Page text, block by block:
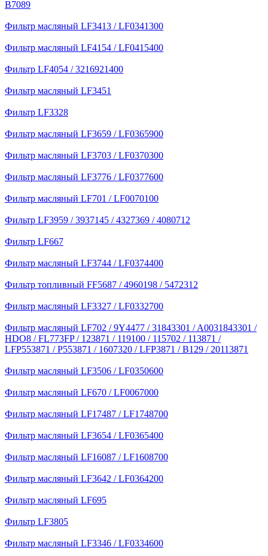
B7089
Фильтр масляный LF3413 / LF0341300
Фильтр масляный LF4154 / LF0415400
Фильтр LF4054 / 3216921400
Фильтр масляный LF3451
Фильтр LF3328
Фильтр масляный LF3659 / LF0365900
Фильтр масляный LF3703 / LF0370300
Фильтр масляный LF3776 / LF0377600
Фильтр масляный LF701 / LF0070100
Фильтр LF3959 / 3937145 / 4327369 / 4080712
Фильтр LF667
Фильтр масляный LF3744 / LF0374400
Фильтр топливный FF5687 / 4960198 / 5472312
Фильтр масляный LF3327 / LF0332700
Фильтр масляный LF702 / 9Y4477 / 31843301 / A0031843301 /
HDO8 / FL773FP / 123871 / 119100 / 115702 / 113871 /
LFP553871 / P553871 / 1607320 / LFP3871 / B129 / 20113871
Фильтр масляный LF3506 / LF0350600
Фильтр масляный LF670 / LF0067000
Фильтр масляный LF17487 / LF1748700
Фильтр масляный LF3654 / LF0365400
Фильтр масляный LF16087 / LF1608700
Фильтр масляный LF3642 / LF0364200
Фильтр масляный LF695
Фильтр LF3805
Фильтр масляный LF3346 / LF0334600